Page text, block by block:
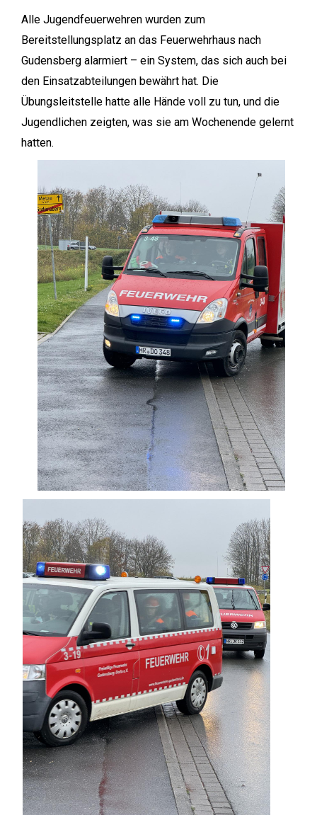
Alle Jugendfeuerwehren wurden zum
Bereitstellungsplatz an das Feuerwehrhaus nach
Gudensberg alarmiert – ein System, das sich auch bei
den Einsatzabteilungen bewährt hat. Die
Übungsleitstelle hatte alle Hände voll zu tun, und die
Jugendlichen zeigten, was sie am Wochenende gelernt
hatten.